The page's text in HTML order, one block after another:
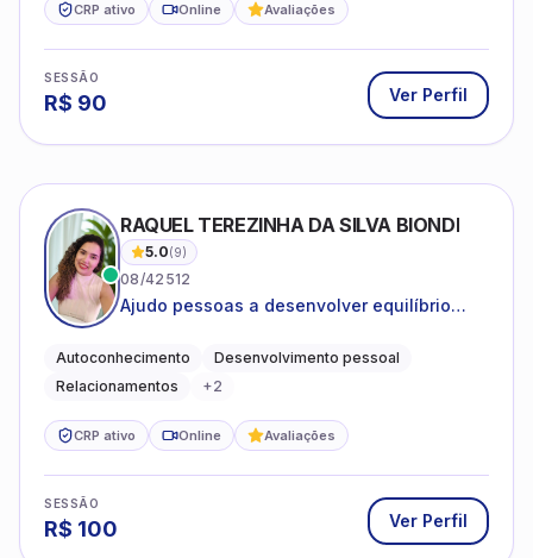
CRP ativo Online Avaliações
SESSÃO
R$ 90 Ver Perfil
RAQUEL TEREZINHA DA SILVA BIONDI
5.0(9)
08/42512
Ajudo pessoas a desenvolver equilíbrio
Autoconhecimento
Desenvolvimento pessoal
Relacionamentos
+2
CRP ativo Online Avaliações
SESSÃO
R$ 100 Ver Perfil